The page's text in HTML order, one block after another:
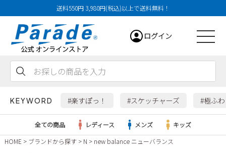
送料550円 3,980円(税込)以上で送料無料！
ログイン
KEYWORD #楽すぽっ！ #スケッチャーズ #極ふ
全ての商品 レディース メンズ
キッズ
HOME
ブランドから探す N new balance ニューバランス